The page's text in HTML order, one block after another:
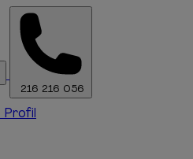
216 216 056
Profil